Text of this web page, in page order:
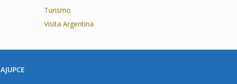
Turismo
Visita Argentina
AJUPCE